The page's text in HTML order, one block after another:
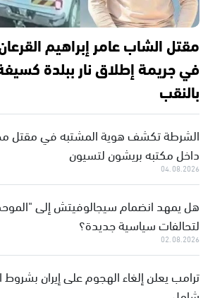
مقتل الشاب عامر إبراهيم
في جريمة إطلاق نار ببلدة
بالنقب
الشرطة تكشف هوية المشتبه في مقتل
داخل مكتبه بريشون لتسيون
04.08.2026
هل يمهد انضمام سيجالوفيتش إلى
لتحالفات سياسية جديدة؟
02.08.2026
ترامب يعلن إلغاء الهجوم على إيران بشروط